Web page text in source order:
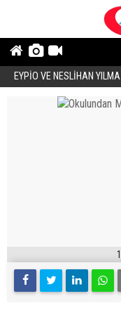
EYPİO VE NESLİHAN